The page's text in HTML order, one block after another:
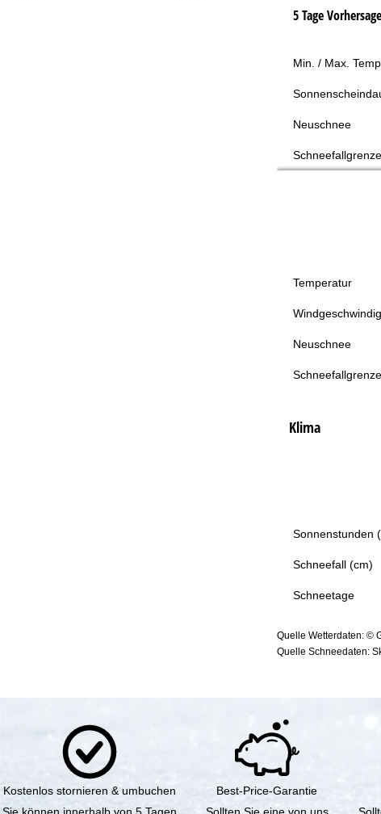
5 Tage Vorhersage
Min. / Max. Temp.
Neuschnee
Schneefallgrenze
Temperatur
Neuschnee
Schneefallgrenze
Klima
Sonnenstunden
Schneefall (cm)
Schneetage
Quelle Wetterdaten: ©
Quelle Schneedaten:
Kostenlos stornieren & umbuchen
Best-Price-Garantie